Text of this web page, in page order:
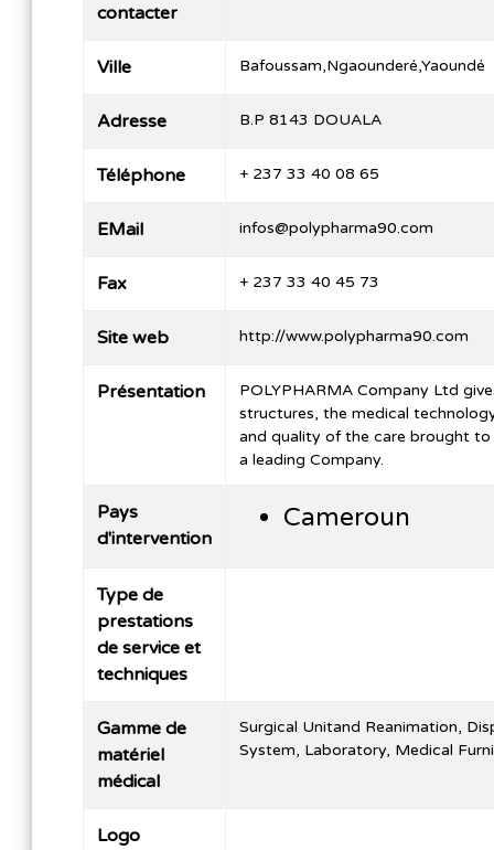
contacter
Ville Bafoussam,Ngaounderé,Yaoundé
Adresse B.P 8143 DOUALA
Téléphone + 237 33 40 08 65
EMail infos@polypharma90.com
Fax + 237 33 40 45 73
Site web http://www.polypharma90.com
Présentation
POLYPHARMA Company Ltd
structures, the medical
and quality of the care brought to
a leading Company.
Pays
d'intervention
Cameroun
Type de
prestations
de service et
techniques
Gamme de
matériel
médical
Surgical Unitand Reanimation,
System, Laboratory, Medical
Logo